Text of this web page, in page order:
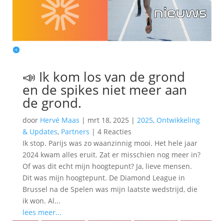
📣 Ik kom los van de grond
en de spikes niet meer aan
de grond.
door Hervé Maas | mrt 18, 2025 | 2025, Ontwikkeling
& Updates, Partners | 4 Reacties
Ik stop. Parijs was zo waanzinnig mooi. Het hele jaar
2024 kwam alles eruit. Zat er misschien nog meer in?
Of was dit echt mijn hoogtepunt? Ja, lieve mensen.
Dit was mijn hoogtepunt. De Diamond League in
Brussel na de Spelen was mijn laatste wedstrijd, die
ik won. Al...
lees meer...